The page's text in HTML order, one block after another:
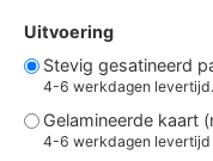
Uitvoering
Stevig gesatineerd
4-6 werkdagen levertijd.
Gelamineerde kaart
4-6 werkdagen levertijd